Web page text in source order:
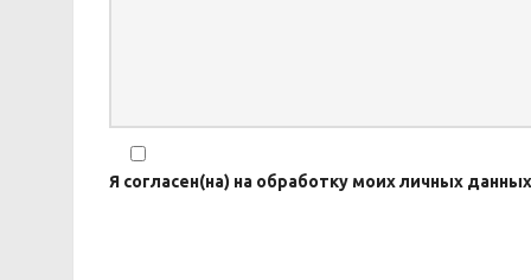
Я согласен(на) на обработку моих личных данных